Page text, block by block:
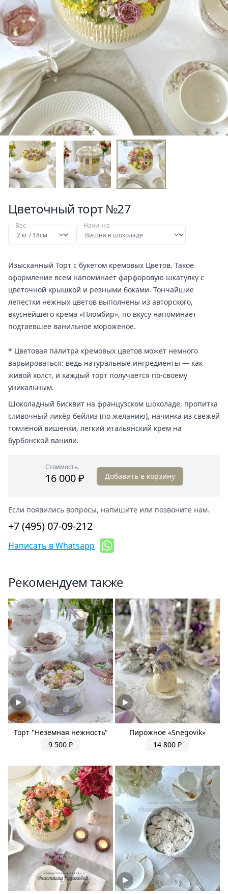
Цветочный торт №27
Вес Начинка
Изысканный Торт с букетом кремовых Цветов. Такое
оформление всем напоминает фарфоровую шкатулку с
цветочной крышкой и резными боками. Тончайшие
лепестки нежных цветов выполнены из авторского,
вкуснейшего крема «Пломбир», по вкусу напоминает
подтаевшее ванильное мороженое.
* Цветовая палитра кремовых цветов может немного
варьироваться: ведь натуральные ингредиенты — как
живой холст, и каждый торт получается по-своему
уникальным.
Шоколадный бисквит на французском шоколаде, пропитка
сливочный ликёр бейлиз (по желанию), начинка из свежей
томленой вишенки, легкий итальянский крем на
бурбонской ванили.
Стоимость
16 000 ₽ Добавить в корзину
Если появились вопросы, напишите или позвоните нам.
+7 (495) 07-09-212
Написать в Whatsapp
Рекомендуем также
Торт "Неземная нежность"
9 500 ₽
Пирожное «Snegovik»
14 800 ₽